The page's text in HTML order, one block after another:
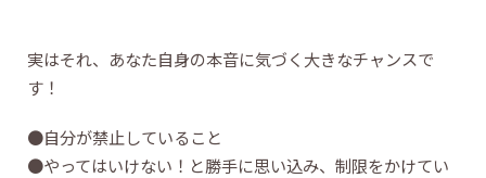
実はそれ、あなた自身の本音に気づく大きなチャンスで
す！
●自分が禁止していること
●やってはいけない！と勝手に思い込み、制限をかけてい